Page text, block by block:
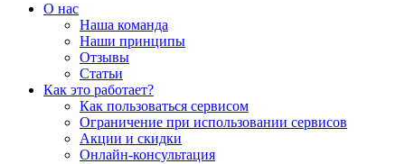
О нас
Наша команда
Наши принципы
Отзывы
Статьи
Как это работает?
Как пользоваться сервисом
Ограничение при использовании сервисов
Акции и скидки
Онлайн-консультация